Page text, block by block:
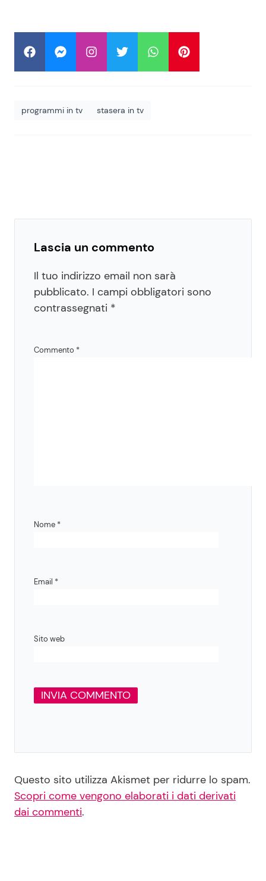
programmi in tv stasera in tv
Lascia un commento
Il tuo indirizzo email non sarà
pubblicato. I campi obbligatori sono
contrassegnati *
Commento *
Nome *
Email *
Sito web
Questo sito utilizza Akismet per ridurre lo spam.
Scopri come vengono elaborati i dati derivati
dai commenti.